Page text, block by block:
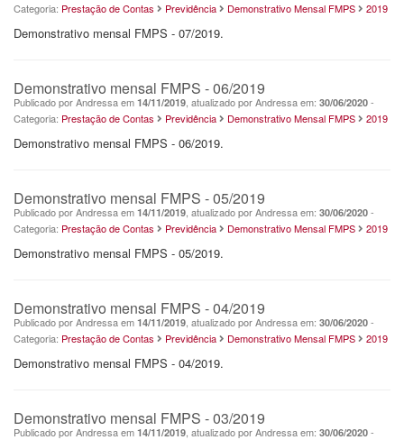
Categoria: Prestação de Contas Previdência Demonstrativo Mensal FMPS 2019
Demonstrativo mensal FMPS - 07/2019.
Demonstrativo mensal FMPS - 06/2019
Publicado por Andressa em 14/11/2019 , atualizado por Andressa em: 30/06/2020 -
Categoria: Prestação de Contas Previdência Demonstrativo Mensal FMPS 2019
Demonstrativo mensal FMPS - 06/2019.
Demonstrativo mensal FMPS - 05/2019
Publicado por Andressa em 14/11/2019 , atualizado por Andressa em: 30/06/2020 -
Categoria: Prestação de Contas Previdência Demonstrativo Mensal FMPS 2019
Demonstrativo mensal FMPS - 05/2019.
Demonstrativo mensal FMPS - 04/2019
Publicado por Andressa em 14/11/2019 , atualizado por Andressa em: 30/06/2020 -
Categoria: Prestação de Contas Previdência Demonstrativo Mensal FMPS 2019
Demonstrativo mensal FMPS - 04/2019.
Demonstrativo mensal FMPS - 03/2019
Publicado por Andressa em 14/11/2019 , atualizado por Andressa em: 30/06/2020 -